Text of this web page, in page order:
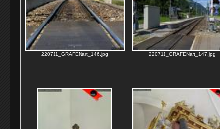
220711_GRAFENart_146.jpg 220711_GRAFENart_147.jpg